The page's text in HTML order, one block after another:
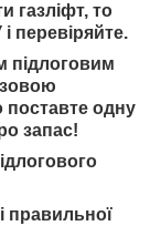
газліфт, то
перевіряйте.
підлоговим
поставте одну
запас!
правильної